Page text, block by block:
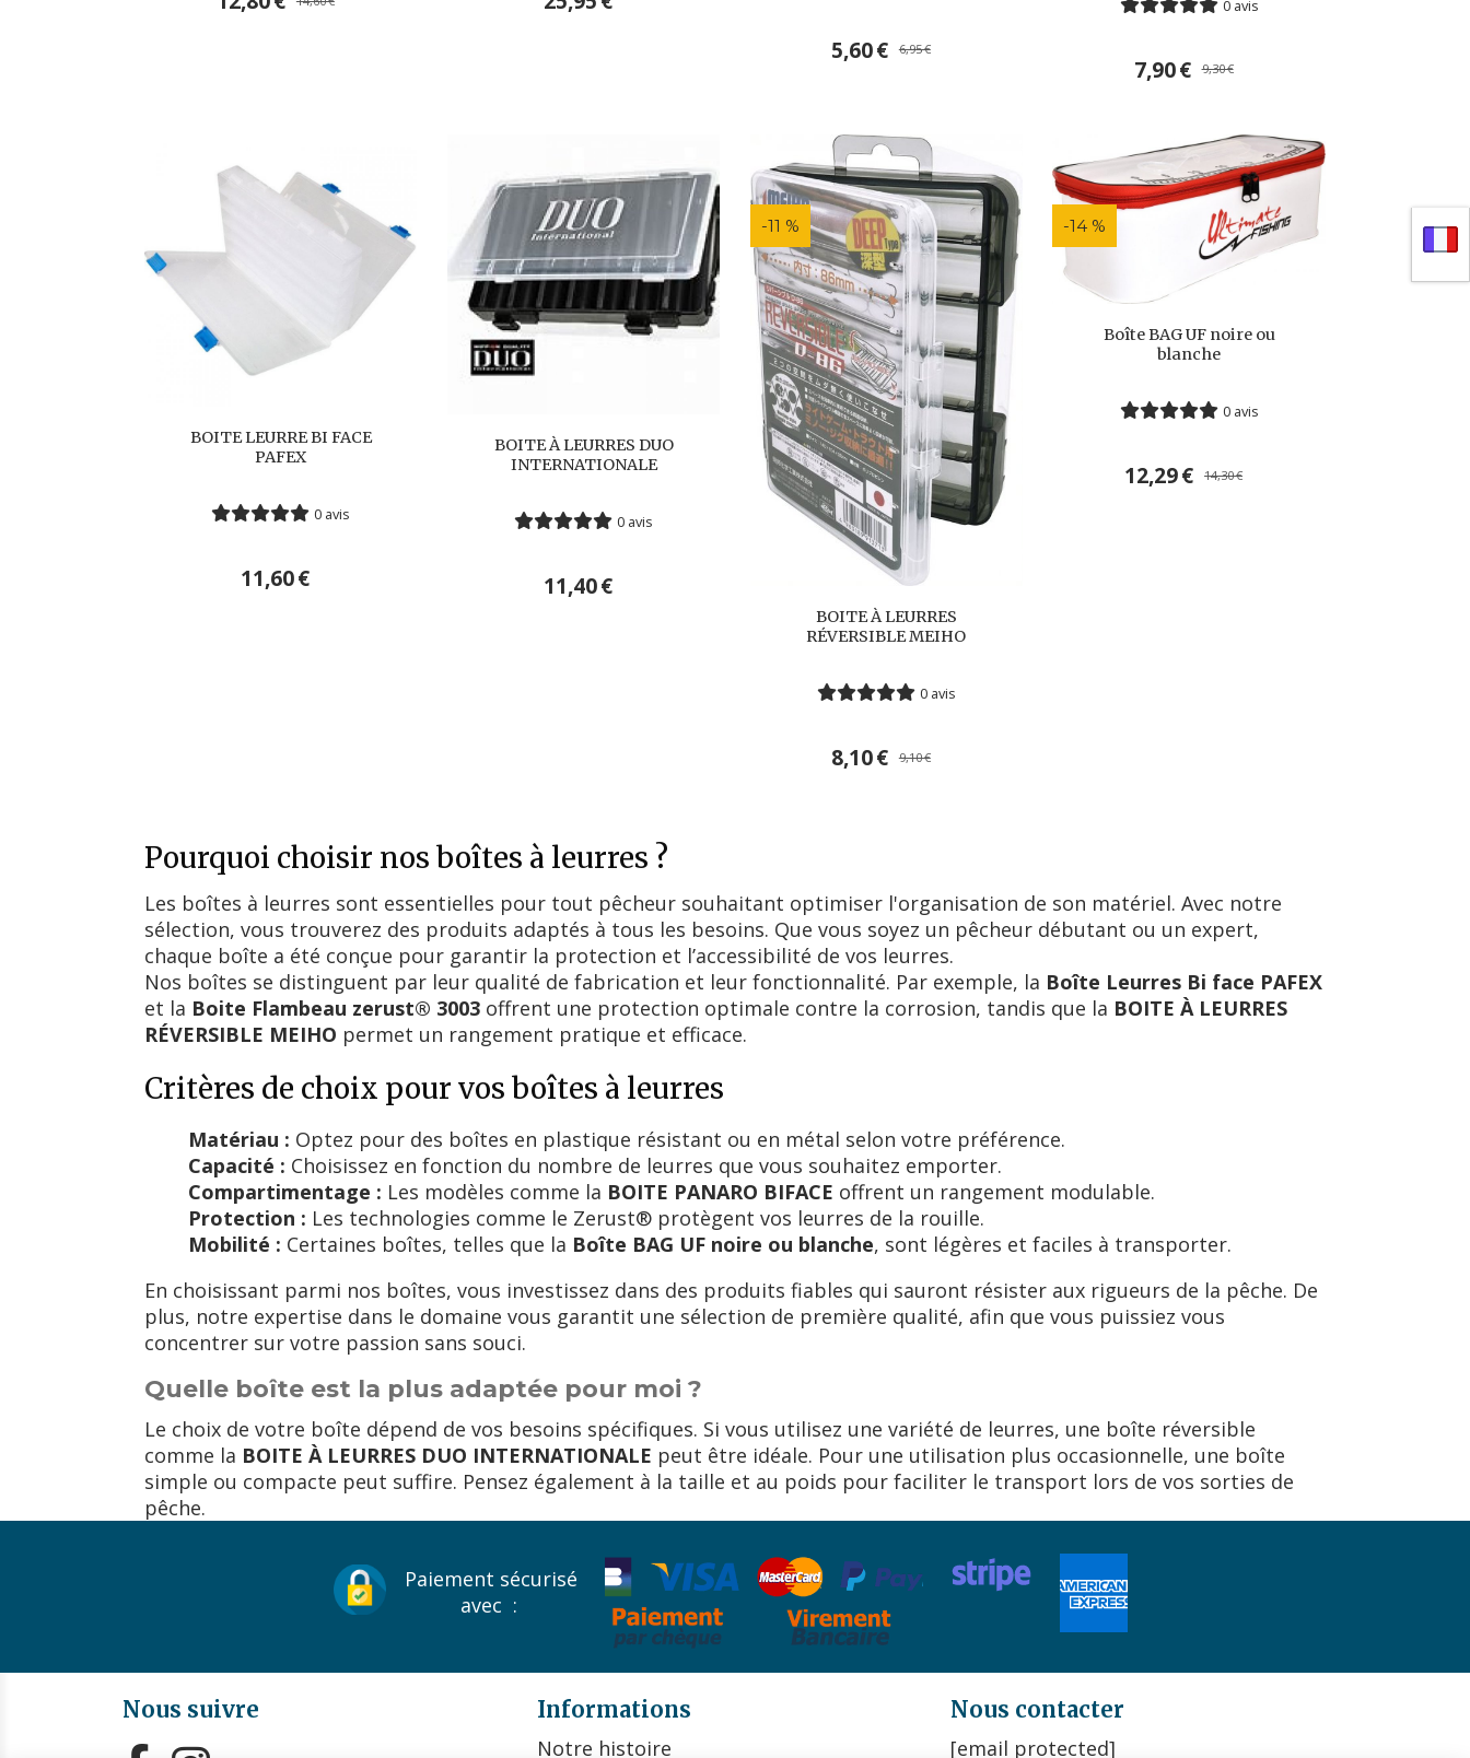
5,60€ 6,95€
0 avis
7,90€ 9,30€
BOITE LEURRE BI FACE
PAFEX
0 avis
11,60€
BOITE À LEURRES DUO
INTERNATIONALE
0 avis
11,40€
-11 %
BOITE À LEURRES
RÉVERSIBLE MEIHO
0 avis
8,10€ 9,10€
-14 %
Boîte BAG UF noire ou
blanche
0 avis
12,29€ 14,30€
Pourquoi choisir nos boîtes à leurres ?
Les boîtes à leurres sont essentielles pour tout pêcheur souhaitant optimiser l'organisation de son matériel. Avec notre
sélection, vous trouverez des produits adaptés à tous les besoins. Que vous soyez un pêcheur débutant ou un expert,
chaque boîte a été conçue pour garantir la protection et l’accessibilité de vos leurres.
Nos boîtes se distinguent par leur qualité de fabrication et leur fonctionnalité. Par exemple, la Boîte Leurres Bi face PAFEX
et la Boite Flambeau zerust® 3003 offrent une protection optimale contre la corrosion, tandis que la BOITE À LEURRES
RÉVERSIBLE MEIHO permet un rangement pratique et efficace.
Critères de choix pour vos boîtes à leurres
Matériau : Optez pour des boîtes en plastique résistant ou en métal selon votre préférence.
Capacité : Choisissez en fonction du nombre de leurres que vous souhaitez emporter.
Compartimentage : Les modèles comme la BOITE PANARO BIFACE offrent un rangement modulable.
Protection : Les technologies comme le Zerust® protègent vos leurres de la rouille.
Mobilité : Certaines boîtes, telles que la Boîte BAG UF noire ou blanche, sont légères et faciles à transporter.
En choisissant parmi nos boîtes, vous investissez dans des produits fiables qui sauront résister aux rigueurs de la pêche. De
plus, notre expertise dans le domaine vous garantit une sélection de première qualité, afin que vous puissiez vous
concentrer sur votre passion sans souci.
Quelle boîte est la plus adaptée pour moi ?
Le choix de votre boîte dépend de vos besoins spécifiques. Si vous utilisez une variété de leurres, une boîte réversible
comme la BOITE À LEURRES DUO INTERNATIONALE peut être idéale. Pour une utilisation plus occasionnelle, une boîte
simple ou compacte peut suffire. Pensez également à la taille et au poids pour faciliter le transport lors de vos sorties de
pêche.
Paiement sécurisé
avec :
Nous suivre Informations
Notre histoire
Nous contacter
[email protected]